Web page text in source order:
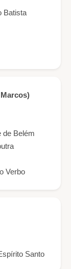
Batista
de Belém
Verbo
Santo